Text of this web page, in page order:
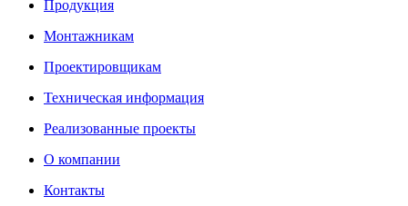
Продукция
Монтажникам
Проектировщикам
Техническая информация
Реализованные проекты
О компании
Контакты